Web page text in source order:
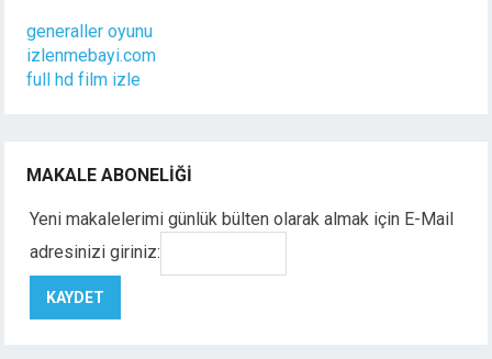
generaller oyunu
izlenmebayi.com
full hd film izle
MAKALE ABONELIĞI
Yeni makalelerimi günlük bülten olarak almak için E-Mail
adresinizi giriniz: